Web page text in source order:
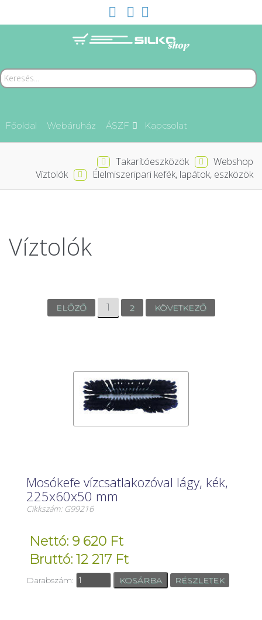
Főoldal Webáruház ÁSZF Kapcsolat
Webshop
Takarítóeszközök
Élelmiszeripari kefék, lapátok, eszközök
Víztolók
Víztolók
ELŐZŐ 1 2 KÖVETKEZŐ
Mosókefe vízcsatlakozóval lágy, kék,
225x60x50 mm
Cikkszám: G99216
Nettó: 9 620 Ft
Bruttó: 12 217 Ft
Darabszám: RÉSZLETEK